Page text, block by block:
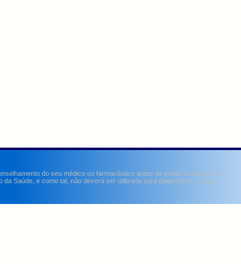
do seu médico ou farmacêutico antes de iniciar ou alterar um
Saúde, e como tal, não deverá ser utilizada para diagnosticar, curar,